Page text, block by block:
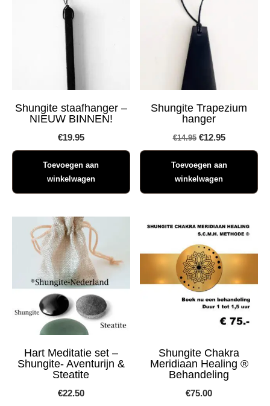
Shungite staafhanger –
NIEUW BINNEN!
€19.95
Toevoegen aan
winkelwagen
Shungite Trapezium
hanger
€14.95 Oorspronkelijke
prijs
was:
€14.95.
€12.95Huidige
prijs
is:
Toevoegen aan
winkelwagen
Hart Meditatie set –
Shungite- Aventurijn &
Steatite
€22.50
Shungite Chakra
Meridiaan Healing ®
Behandeling
€75.00